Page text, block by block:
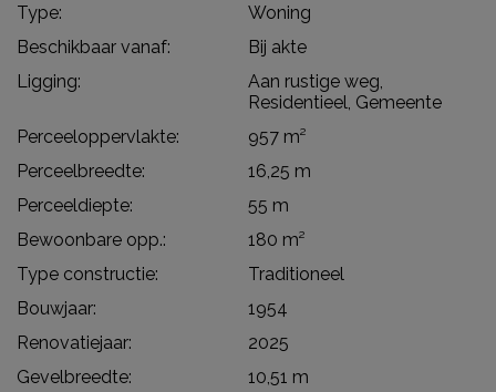
Type:
Woning
Beschikbaar vanaf:
Bij akte
Ligging:
Aan rustige weg,
Residentieel, Gemeente
Perceeloppervlakte:
957 m²
Perceelbreedte:
16,25 m
Perceeldiepte:
55 m
Bewoonbare opp.:
180 m²
Type constructie:
Traditioneel
Bouwjaar:
1954
Renovatiejaar:
2025
Gevelbreedte:
10,51 m